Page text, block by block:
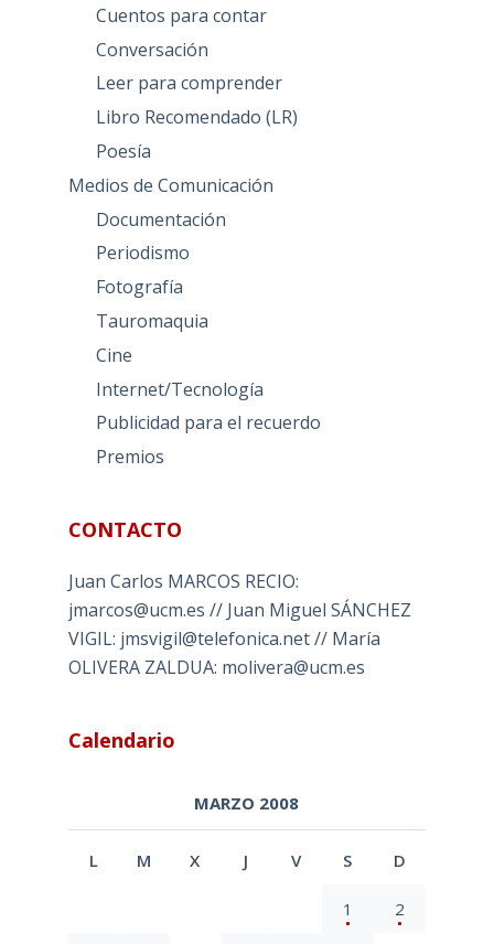
Cuentos para contar
Conversación
Leer para comprender
Libro Recomendado (LR)
Poesía
Medios de Comunicación
Documentación
Periodismo
Fotografía
Tauromaquia
Cine
Internet/Tecnología
Publicidad para el recuerdo
Premios
CONTACTO
Juan Carlos MARCOS RECIO:
jmarcos@ucm.es // Juan Miguel SÁNCHEZ
VIGIL: jmsvigil@telefonica.net // María
OLIVERA ZALDUA: molivera@ucm.es
Calendario
MARZO 2008
L M X J V S D
1 2